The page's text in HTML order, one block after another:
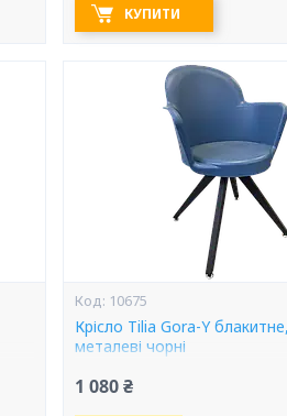
КУПИТИ
10675
Крісло Tilia Gora-Y
металеві чорні
1 080 ₴